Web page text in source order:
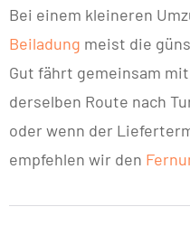
Bei einem kleineren
Beiladung meist die
Gut fährt gemeinsam
derselben Route nach
oder wenn der
empfehlen wir den